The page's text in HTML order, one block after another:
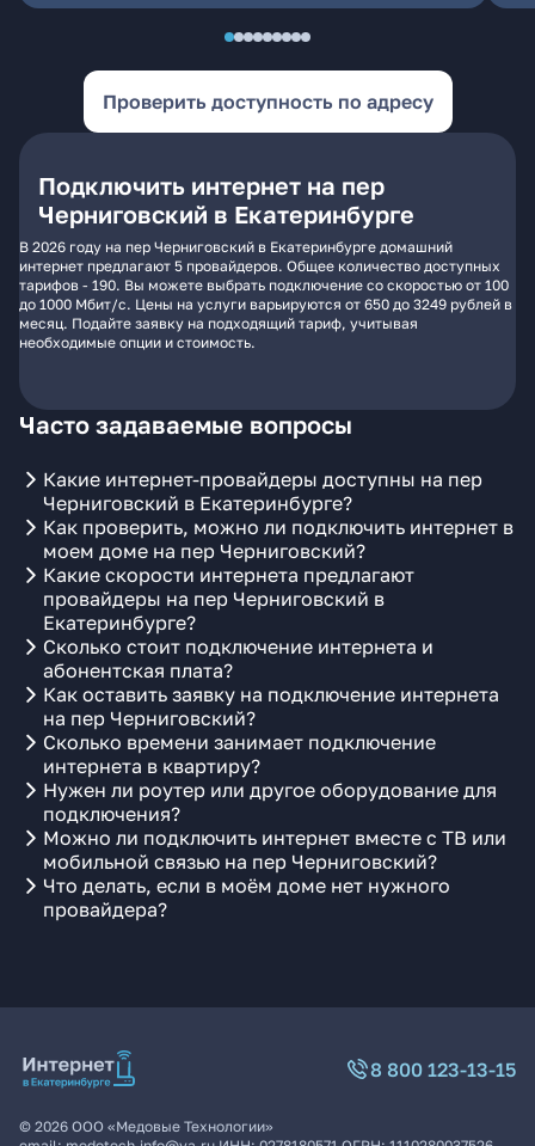
Проверить доступность по адресу
Подключить интернет на пер
Черниговский в Екатеринбурге
В 2026 году на пер Черниговский в Екатеринбурге домашний
интернет предлагают 5 провайдеров. Общее количество доступных
тарифов - 190. Вы можете выбрать подключение со скоростью от 100
до 1000 Мбит/с. Цены на услуги варьируются от 650 до 3249 рублей в
месяц. Подайте заявку на подходящий тариф, учитывая
необходимые опции и стоимость.
Часто задаваемые вопросы
Какие интернет-провайдеры доступны на пер
Черниговский в Екатеринбурге?
Как проверить, можно ли подключить интернет в
моем доме на пер Черниговский?
Какие скорости интернета предлагают
провайдеры на пер Черниговский в
Екатеринбурге?
Сколько стоит подключение интернета и
абонентская плата?
Как оставить заявку на подключение интернета
на пер Черниговский?
Сколько времени занимает подключение
интернета в квартиру?
Нужен ли роутер или другое оборудование для
подключения?
Можно ли подключить интернет вместе с ТВ или
мобильной связью на пер Черниговский?
Что делать, если в моём доме нет нужного
провайдера?
8 800 123-13-15
© 2026 ООО «Медовые Технологии»